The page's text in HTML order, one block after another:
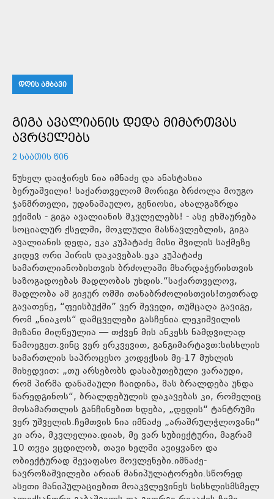
ᲓᲦᲘᲡ ᲐᲛᲑᲐᲕᲘ
ᲒᲘᲒᲐ ᲐᲕᲐᲚᲘᲐᲜᲘᲡ ᲓᲔᲓᲐ ᲛᲘᲛᲐᲠᲗᲕᲐᲡ
ᲐᲕᲠᲪᲔᲚᲔᲑᲡ
2 ᲡᲐᲐᲗᲘᲡ ᲬᲘᲜ
წუხელ დაიჭირეს ნია იმნაძე და ანასტასია
ბერუაშვილი! საქართველომ მორიგი ბრძოლა მოუგო
ჯანმრთელი, უდანაშაულო, გენიოსი, ახალგაზრდა
ექიმის - გიგა ავალიანის მკვლელებს! - ასე ეხმაურება
სოციალურ ქსელში, მოკლული მასწავლებლის, გიგა
ავალიანის დედა, ეკა კუპატაძე მისი შვილის საქმეზე
კიდევ ორი პირის დაკავებას.ეკა კუპატაძე
სამართლიანობისთვის ბრძოლაში მხარდაჭერისთვის
საზოგადოებას მადლობას უხდის.“საქართველოვ,
მადლობა ამ გიჟურ ომში თანაბრძოლისთვის!თეთრად
გავათენე, “ფეისბუქში” ვერ შევედი, თუმცაღა გავიგე,
რომ „ნიაკოს“ დამცველები გასჩენია.ლეკიშვილის
მიზანი მიღწეულია — თქვენ მის ანკესს ნამდვილად
წამოეგეთ.ვინც ვერ ერკვევით, განგიმარტავთ:სისხლის
სამართლის საპროცესო კოდექსის მე-17 მუხლის
მიხედვით: „თუ არსებობს დასაბუთებული ვარაუდი,
რომ პირმა დანაშაული ჩაიდინა, მას ბრალდება უნდა
წარედგინოს“, ბრალდებულის დაკავებას კი, რომელიც
მოსამართლის განჩინებით ხდება, „დედის“ ტანტრუმი
ვერ უშველის.ჩემთვის ნია იმნაძე „არაშრულჭლოვანი“
კი არა, მკვლელია.დიახ, მე ვარ სუბიექტური, მაგრამ
10 თვეა ვცდილობ, თავი ხელში ავიყვანო და
ობიექტურად შევაფასო მოვლენები.იმნაძე-
ნავროზაშვილები არიან მანიპულატორები.სწორედ
ასეთი მანიპულაციებით მოაკვლევინეს სისხლისმსმელ